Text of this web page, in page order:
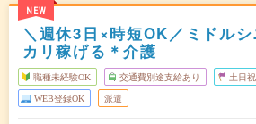
NEW
＼週休3日×時短OK／ミドル
カリ稼げる＊介護
職種未経験OK 交通費別途支給あり 土日
WEB登録OK 派遣